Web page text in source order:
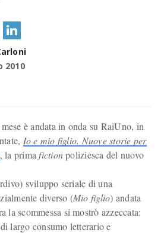
2010
è andata in onda su RaiUno, in
Io e mio figlio. Nuove storie per
, la primafictionpoliziesca del nuovo
sviluppo seriale di una
diverso (Mio figlio) andata
scommessa si mostrò azzeccata:
largo consumo letterario e